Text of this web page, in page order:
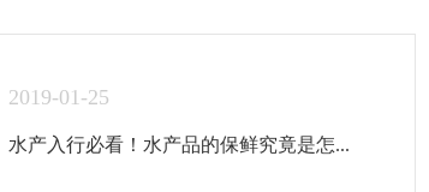
2019-01-25
水产入行必看！水产品的保鲜究竟是怎...